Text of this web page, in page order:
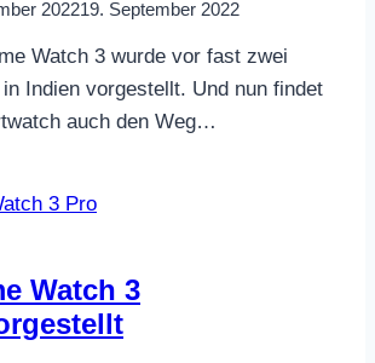
202219. September 2022
Watch 3 wurde vor fast zwei
in Indien vorgestellt. Und nun findet
auch den Weg…
Watch 3